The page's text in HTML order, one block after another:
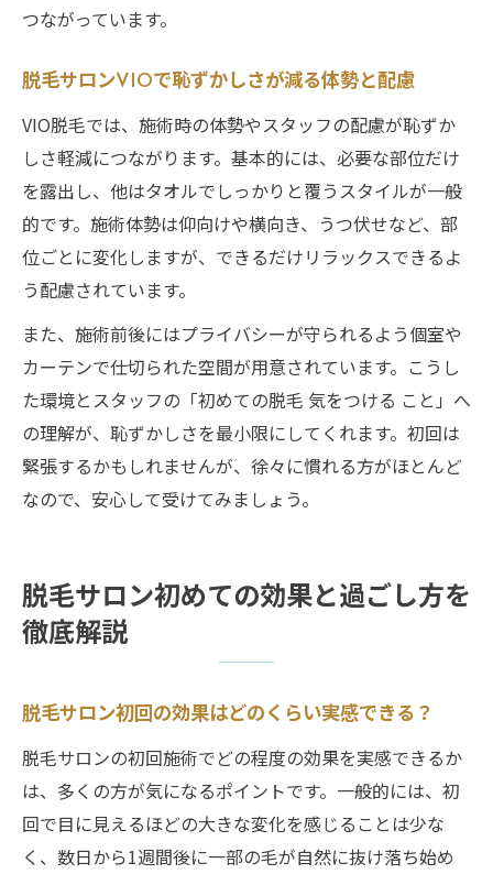
つながっています。
脱毛サロンVIOで恥ずかしさが減る体勢と配慮
VIO脱毛では、施術時の体勢やスタッフの配慮が恥ずか
しさ軽減につながります。基本的には、必要な部位だけ
を露出し、他はタオルでしっかりと覆うスタイルが一般
的です。施術体勢は仰向けや横向き、うつ伏せなど、部
位ごとに変化しますが、できるだけリラックスできるよ
う配慮されています。
また、施術前後にはプライバシーが守られるよう個室や
カーテンで仕切られた空間が用意されています。こうし
た環境とスタッフの「初めての脱毛 気をつける こと」へ
の理解が、恥ずかしさを最小限にしてくれます。初回は
緊張するかもしれませんが、徐々に慣れる方がほとんど
なので、安心して受けてみましょう。
脱毛サロン初めての効果と過ごし方を
徹底解説
脱毛サロン初回の効果はどのくらい実感できる？
脱毛サロンの初回施術でどの程度の効果を実感できるか
は、多くの方が気になるポイントです。一般的には、初
回で目に見えるほどの大きな変化を感じることは少な
く、数日から1週間後に一部の毛が自然に抜け落ち始め